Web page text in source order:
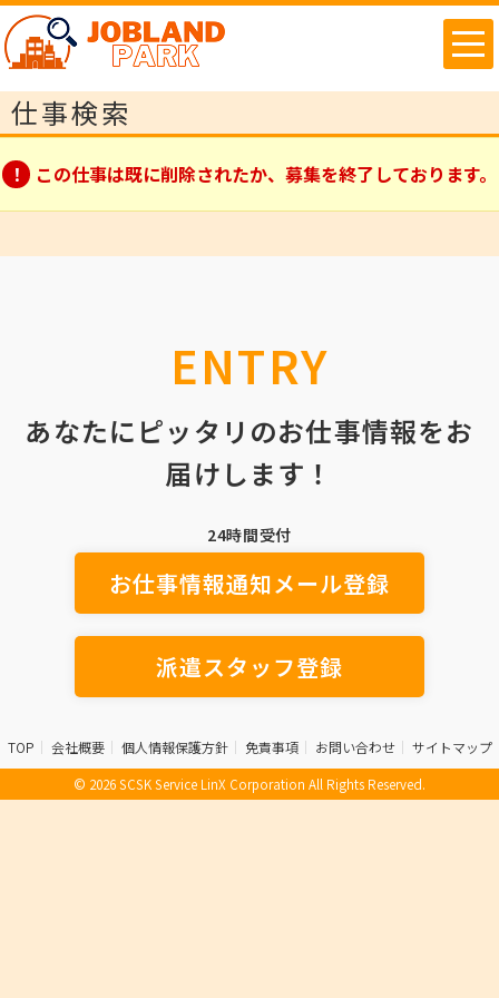
仕事検索
この仕事は既に削除されたか、募集を終了しております。
ENTRY
あなたにピッタリのお仕事情報をお
届けします！
24時間受付
お仕事情報通知メール登録
派遣スタッフ登録
TOP 会社概要 個人情報保護方針 免責事項 お問い合わせ
サイトマップ
© 2026 SCSK Service LinX Corporation All Rights Reserved.